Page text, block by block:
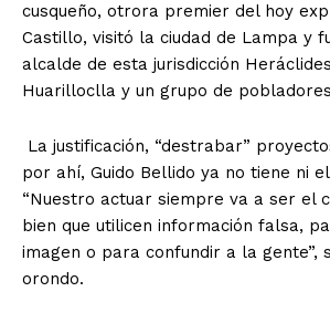
cusqueño, otrora premier del hoy
Castillo, visitó la ciudad de Lampa y
alcalde de esta jurisdicción
Huarilloclla y un grupo de
La justificación, “destrabar”
por ahí, Guido Bellido ya no tiene ni
“Nuestro actuar siempre va a ser el
bien que utilicen información falsa,
imagen o para confundir a la gente”,
orondo.